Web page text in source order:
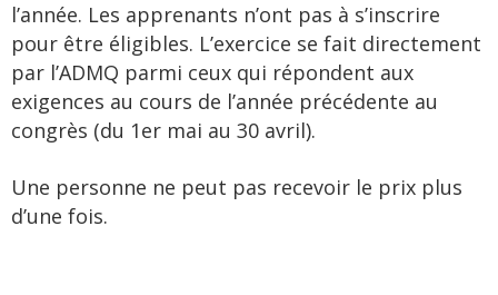
l’année. Les apprenants n’ont pas à s’inscrire
pour être éligibles. L’exercice se fait directement
par l’ADMQ parmi ceux qui répondent aux
exigences au cours de l’année précédente au
congrès (du 1er mai au 30 avril).
Une personne ne peut pas recevoir le prix plus
d’une fois.